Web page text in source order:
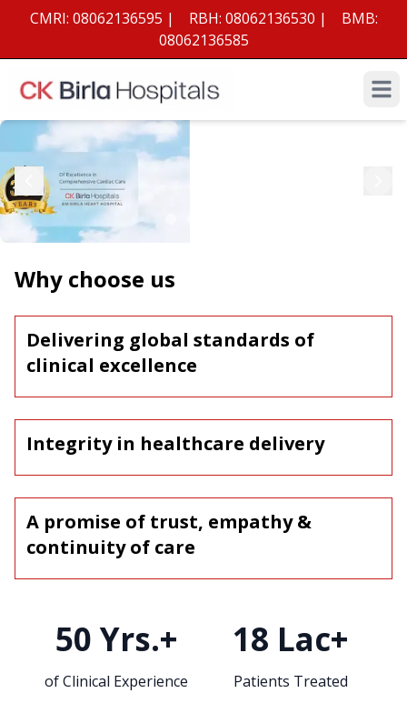
CMRI: 08062136595 | RBH: 08062136530 |
BMB:
08062136585
Open
Why choose us
Delivering global standards of
clinical excellence
Integrity in healthcare delivery
A promise of trust, empathy &
continuity of care
50 Yrs.+
of Clinical Experience
18 Lac+
Patients Treated